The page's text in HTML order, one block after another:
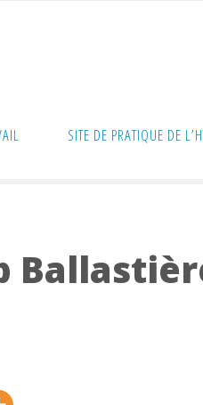
SITE DE PRATIQUE DE
Interclub Ballastières